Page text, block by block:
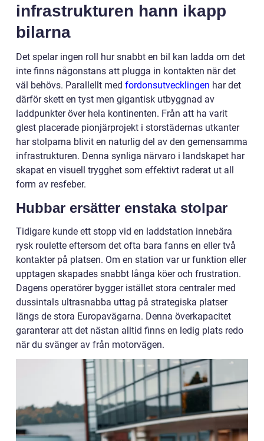
infrastrukturen hann ikapp
bilarna
Det spelar ingen roll hur snabbt en bil kan ladda om det
inte finns någonstans att plugga in kontakten när det
väl behövs. Parallellt med fordonsutvecklingen har det
därför skett en tyst men gigantisk utbyggnad av
laddpunkter över hela kontinenten. Från att ha varit
glest placerade pionjärprojekt i storstädernas utkanter
har stolparna blivit en naturlig del av den gemensamma
infrastrukturen. Denna synliga närvaro i landskapet har
skapat en visuell trygghet som effektivt raderat ut all
form av resfeber.
Hubbar ersätter enstaka stolpar
Tidigare kunde ett stopp vid en laddstation innebära
rysk roulette eftersom det ofta bara fanns en eller två
kontakter på platsen. Om en station var ur funktion eller
upptagen skapades snabbt långa köer och frustration.
Dagens operatörer bygger istället stora centraler med
dussintals ultrasnabba uttag på strategiska platser
längs de stora Europavägarna. Denna överkapacitet
garanterar att det nästan alltid finns en ledig plats redo
när du svänger av från motorvägen.